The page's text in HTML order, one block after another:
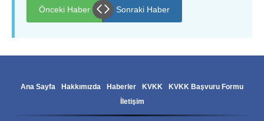
Önceki Haber Sonraki Haber
Ana Sayfa Hakkımızda Haberler KVKK
KVKK Başvuru Formu
İletişim